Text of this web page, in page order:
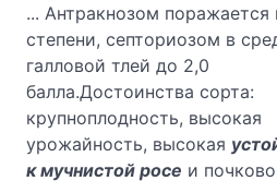
... Антракнозом поражается
степени, септориозом в
галловой тлей до 2,0
балла.Достоинства сорта:
крупноплодность, высокая
урожайность, высокая
к мучнистой росе и